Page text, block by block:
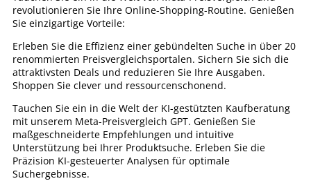
revolutionieren Sie Ihre Online-Shopping-Routine. Genießen
Sie einzigartige Vorteile:
Erleben Sie die Effizienz einer gebündelten Suche in über 20
renommierten Preisvergleichsportalen. Sichern Sie sich die
attraktivsten Deals und reduzieren Sie Ihre Ausgaben.
Shoppen Sie clever und ressourcenschonend.
Tauchen Sie ein in die Welt der KI-gestützten Kaufberatung
mit unserem Meta-Preisvergleich GPT. Genießen Sie
maßgeschneiderte Empfehlungen und intuitive
Unterstützung bei Ihrer Produktsuche. Erleben Sie die
Präzision KI-gesteuerter Analysen für optimale
Suchergebnisse.